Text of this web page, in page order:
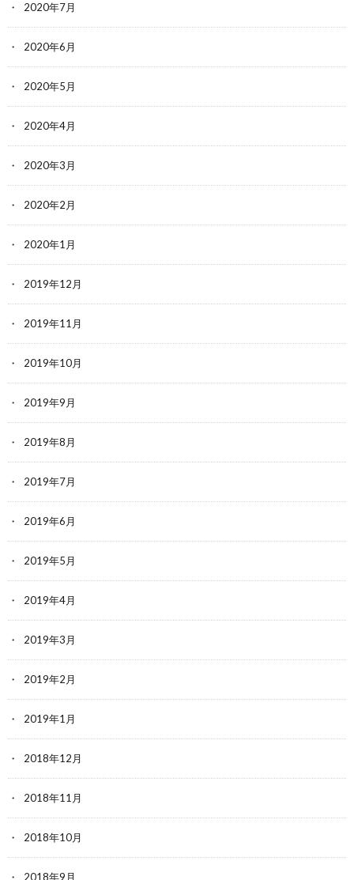
2020年7月
2020年6月
2020年5月
2020年4月
2020年3月
2020年2月
2020年1月
2019年12月
2019年11月
2019年10月
2019年9月
2019年8月
2019年7月
2019年6月
2019年5月
2019年4月
2019年3月
2019年2月
2019年1月
2018年12月
2018年11月
2018年10月
2018年9月